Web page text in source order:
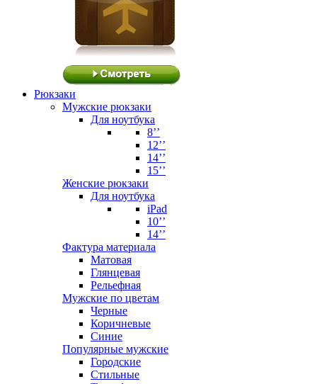
Рюкзаки
Мужские рюкзаки
Для ноутбука
8’’
12’’
14’’
15’’
Женские рюкзаки
Для ноутбука
iPad
10’’
14’’
Фактура материала
Матовая
Глянцевая
Рельефная
Мужские по цветам
Черные
Коричневые
Синие
Популярные мужские
Городские
Стильные